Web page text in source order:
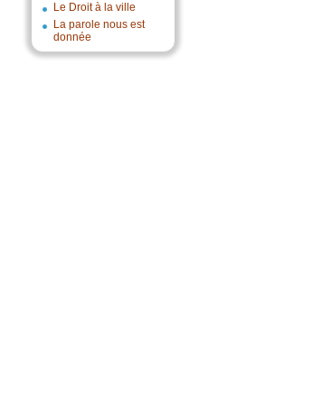
Le Droit à la ville
La parole nous est
donnée